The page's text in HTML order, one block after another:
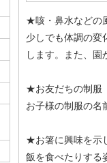
★咳・鼻水などの
少しでも体調の変
します。また、
★お友だちの制服
お子様の制服の名
★お箸に興味を示
飯を食べたりする